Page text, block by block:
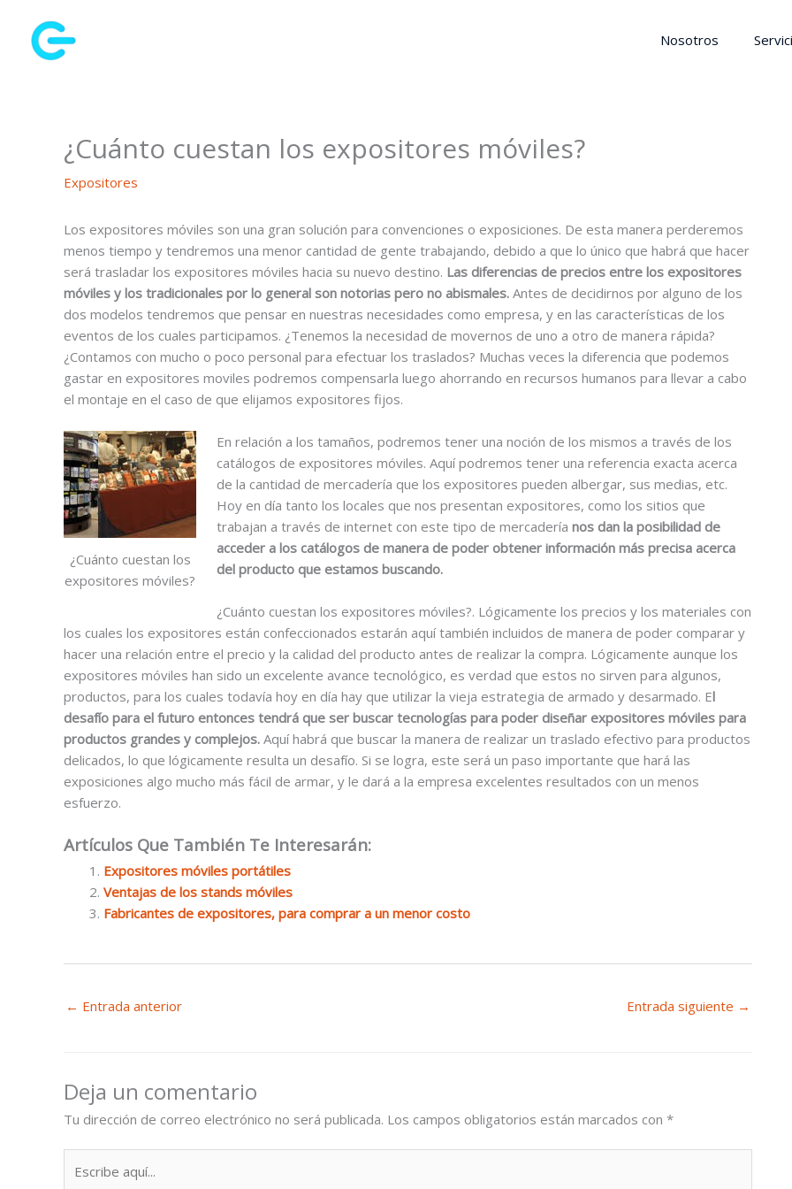
contenido
Nosotros
¿Cuánto cuestan los expositores móviles?
Expositores
Los expositores móviles son una gran solución para convenciones o exposiciones. De esta manera perderemos
menos tiempo y tendremos una menor cantidad de gente trabajando, debido a que lo único que habrá que hacer
será trasladar los expositores móviles hacia su nuevo destino. Las diferencias de precios entre los expositores
móviles y los tradicionales por lo general son notorias pero no abismales. Antes de decidirnos por alguno de los
dos modelos tendremos que pensar en nuestras necesidades como empresa, y en las características de los
eventos de los cuales participamos. ¿Tenemos la necesidad de movernos de uno a otro de manera rápida?
¿Contamos con mucho o poco personal para efectuar los traslados? Muchas veces la diferencia que podemos
gastar en expositores moviles podremos compensarla luego ahorrando en recursos humanos para llevar a cabo
el montaje en el caso de que elijamos expositores fijos.
¿Cuánto cuestan los
expositores móviles?
En relación a los tamaños, podremos tener una noción de los mismos a través de los
catálogos de expositores móviles. Aquí podremos tener una referencia exacta acerca
de la cantidad de mercadería que los expositores pueden albergar, sus medias, etc.
Hoy en día tanto los locales que nos presentan expositores, como los sitios que
trabajan a través de internet con este tipo de mercadería nos dan la posibilidad de
acceder a los catálogos de manera de poder obtener información más precisa acerca
del producto que estamos buscando.
¿Cuánto cuestan los expositores móviles?. Lógicamente los precios y los materiales con
los cuales los expositores están confeccionados estarán aquí también incluidos de manera de poder comparar y
hacer una relación entre el precio y la calidad del producto antes de realizar la compra. Lógicamente aunque los
expositores móviles han sido un excelente avance tecnológico, es verdad que estos no sirven para algunos,
productos, para los cuales todavía hoy en día hay que utilizar la vieja estrategia de armado y desarmado. El
desafío para el futuro entonces tendrá que ser buscar tecnologías para poder diseñar expositores móviles para
productos grandes y complejos. Aquí habrá que buscar la manera de realizar un traslado efectivo para productos
delicados, lo que lógicamente resulta un desafío. Si se logra, este será un paso importante que hará las
exposiciones algo mucho más fácil de armar, y le dará a la empresa excelentes resultados con un menos
esfuerzo.
Artículos Que También Te Interesarán:
Expositores móviles portátiles
Ventajas de los stands móviles
Fabricantes de expositores, para comprar a un menor costo
← Entrada anterior Entrada siguiente →
Deja un comentario
Tu dirección de correo electrónico no será publicada. Los campos obligatorios están marcados con *
aquí...